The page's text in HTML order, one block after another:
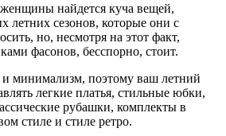
найдется куча вещей,
летних сезонов, которые они с
но, несмотря на этот факт,
фасонов, бесспорно, стоит.
минимализм, поэтому ваш летний
легкие платья, стильные юбки,
рубашки, комплекты в
стиле и стиле ретро.